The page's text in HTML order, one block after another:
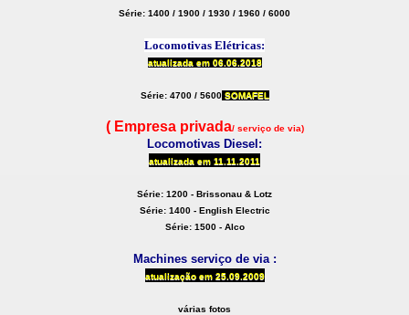
Série: 1400 / 1900 / 1930 / 1960 / 6000
Locomotivas Elétricas:
atualizada em 06.06.2018
Série: 4700 / 5600SOMAFEL
( Empresa privada/ serviço de via)
Locomotivas Diesel:
atualizada em 11.11.2011
Série: 1200 - Brissonau & Lotz
Série: 1400 - English Electric
Série: 1500 - Alco
Machines serviço de via :
atualizaçãoem 25.09.2009
várias fotos